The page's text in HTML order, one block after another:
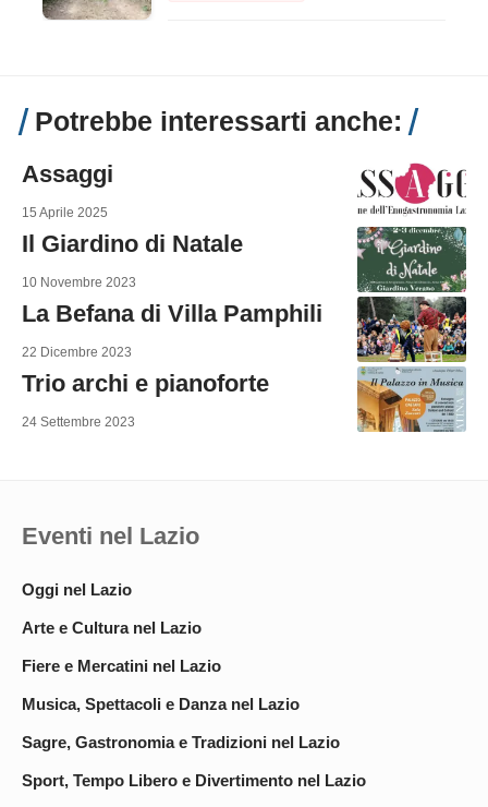
Potrebbe interessarti anche:
Assaggi
15 Aprile 2025
Il Giardino di Natale
10 Novembre 2023
La Befana di Villa Pamphili
22 Dicembre 2023
Trio archi e pianoforte
24 Settembre 2023
Eventi nel Lazio
Oggi nel Lazio
Arte e Cultura nel Lazio
Fiere e Mercatini nel Lazio
Musica, Spettacoli e Danza nel Lazio
Sagre, Gastronomia e Tradizioni nel Lazio
Sport, Tempo Libero e Divertimento nel Lazio